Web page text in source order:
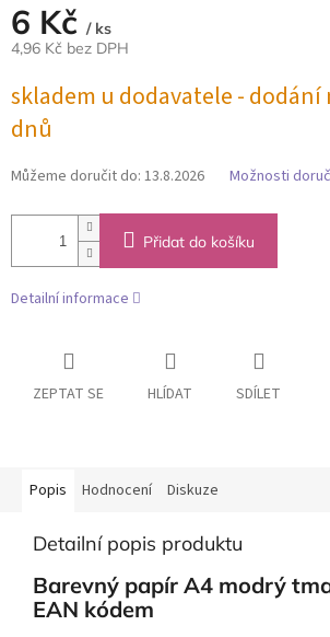
6 Kč / ks
4,96 Kč bez DPH
cena:
skladem u dodavatele - dodání
dnů
Můžeme doručit do: 13.8.2026 Možnosti
Přidat do košíku
Detailní informace
ZEPTAT SE HLÍDAT SDÍLET
Popis Hodnocení Diskuze
Detailní popis produktu
Barevný papír A4 modrý
EAN kódem